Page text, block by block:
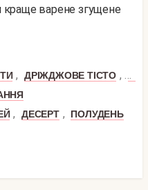
краще варене згущене
, ДРІЖДЖОВЕ ТІСТО ,
, ДЕСЕРТ ,
ПОЛУДЕНЬ